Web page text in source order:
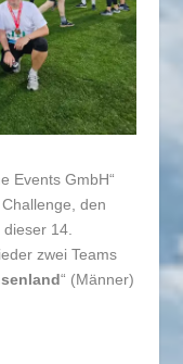
Events GmbH“
den
14.
zwei Teams
“ (Männer)